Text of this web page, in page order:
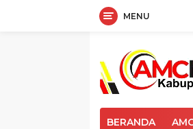
MENU
BERANDA